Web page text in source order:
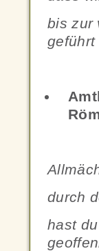
bis zur
geführt
durch
hast